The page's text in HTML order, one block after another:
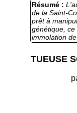
Résumé :
de la Saint-
prêt à
génétique, ce
immolation
charge
simplicité
Cas9,
la
gravitant
corps —
idéalisant
TUEUSE